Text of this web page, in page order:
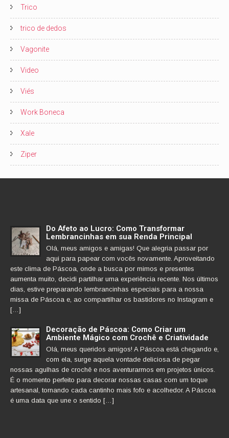
Trico
trico de dedos
Vagonite
Video
Viés
Work Boneca
Xale
Ziper
Do Afeto ao Lucro: Como Transformar
Lembrancinhas em sua Renda Principal
Olá, meus amigos e amigas! Que alegria passar por
aqui para papear com vocês novamente. Aproveitando
este clima de Páscoa, onde a busca por mimos e presentes
aumenta muito, decidi partilhar uma experiência recente. Nos últimos
dias, estive preparando lembrancinhas especiais para a nossa
missa de Páscoa e, ao compartilhar os bastidores no Instagram e
[…]
Decoração de Páscoa: Como Criar um
Ambiente Mágico com Crochê e Criatividade
Olá, meus queridos amigos! A Páscoa está chegando e,
com ela, surge aquela vontade deliciosa de pegar
nossas agulhas de crochê e nos aventurarmos em projetos únicos.
É o momento perfeito para decorar nossas casas com um toque
artesanal, tornando cada cantinho mais fofo e acolhedor. A Páscoa
é uma data que une o sentido […]